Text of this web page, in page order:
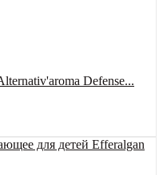
Defense...